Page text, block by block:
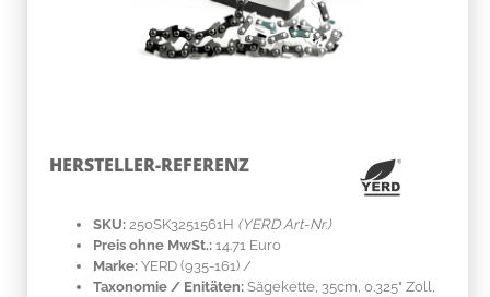
HERSTELLER-REFERENZ
SKU: 250SK3251561H (YERD Art-Nr.)
Preis ohne MwSt.: 14.71 Euro
Marke: YERD (935-161) /
Taxonomie / Enitäten: Sägekette, 35cm, 0.325" Zoll,